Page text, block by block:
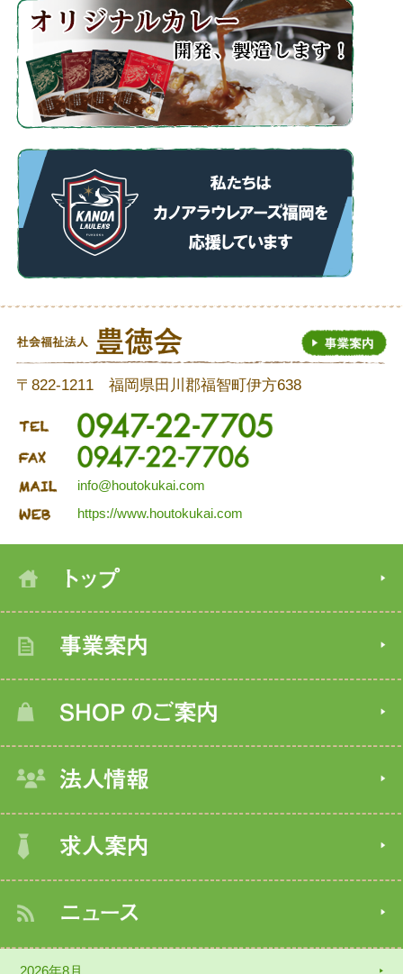
〒822-1211 福岡県田川郡福智町伊方638
info@houtokukai.com
https://www.houtokukai.com
2026年8月